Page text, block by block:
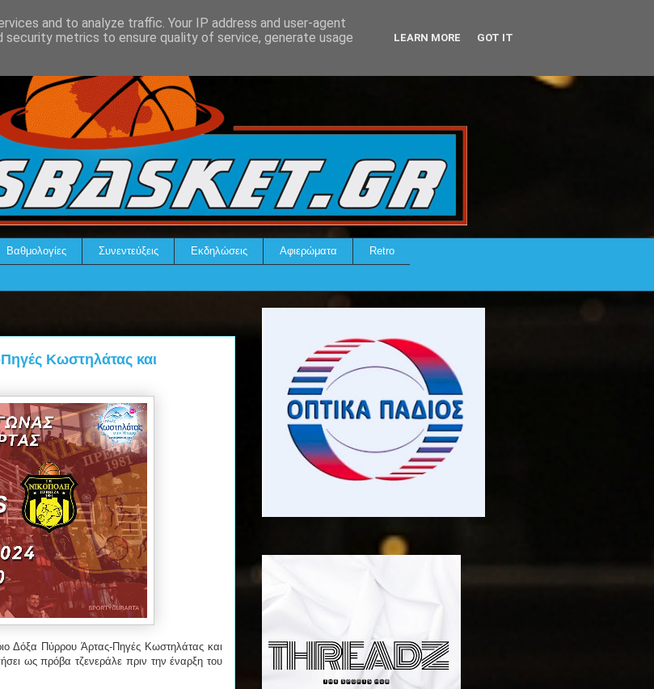
Βαθμολογίες Συνεντεύξεις Εκδηλώσεις Αφιερώματα Retro
Κωστηλάτας και
Δόξα Πύρρου Άρτας-Πηγές Κωστηλάτας και
ως πρόβα τζενεράλε πριν την έναρξη του
and to analyze traffic. Your IP address and user-agent
security metrics to ensure quality of service, generate usage
LEARN MORE GOT IT